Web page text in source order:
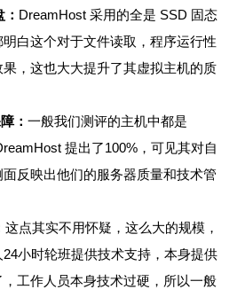
DreamHost 采用的全是 SSD 固态
白这个对于文件读取，程序运行性
，这也大大提升了其虚拟主机的质
： 一般我们测评的主机中都是
提出了100%，可见其对自
反映出他们的服务器质量和技术管
这点其实不用怀疑，这么大的规模，
小时轮班提供技术支持，本身提供
工作人员本身技术过硬，所以一般